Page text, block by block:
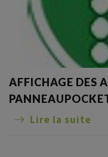
AFFICHAGE DES
Lire la suite